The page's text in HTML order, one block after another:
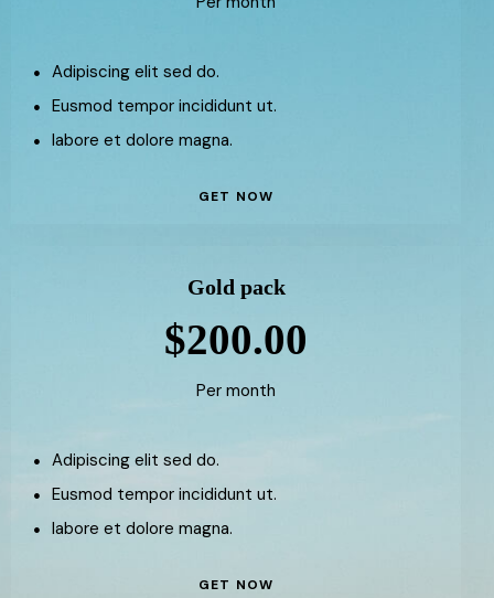
Adipiscing elit sed do.
Eusmod tempor incididunt ut.
labore et dolore magna.
GET NOW
Gold pack
$200.00
Per month
Adipiscing elit sed do.
Eusmod tempor incididunt ut.
labore et dolore magna.
GET NOW